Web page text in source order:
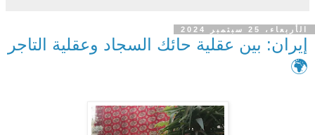
الأربعاء، 25 سبتمبر 2024
إيران: بين عقلية حائك السجاد وعقلية التاجر
🌍